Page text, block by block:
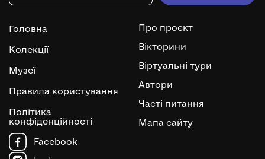
Головна
Колекції
Музеї
Правила користування
Політика
конфіденційності
Про проєкт
Вікторини
Віртуальні тури
Автори
Часті питання
Мапа сайту
Facebook